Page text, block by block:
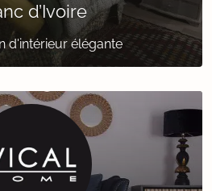
d’Ivoire
d'intérieur élégante